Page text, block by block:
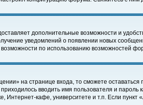
дополнительные возможности и
уведомлений о появлении новых
по использованию возможностей
на странице входа, то сможете
вводить имя пользователя и
кафе, университете и т.п. Если пункт